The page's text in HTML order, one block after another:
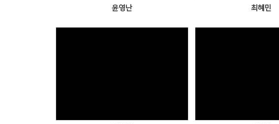
윤영난 최혜민